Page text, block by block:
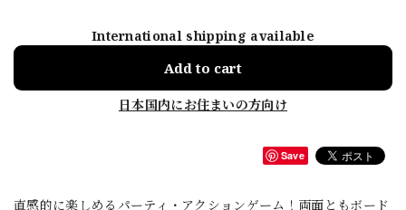
International shipping available
Add to cart
日本国内にお住まいの方向け
Save
直感的に楽しめるパーティ・アクションゲーム！両面ともボード